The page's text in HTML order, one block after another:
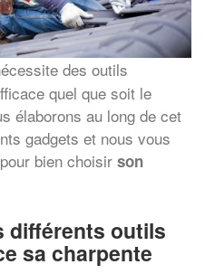
des outils
quel que soit le
élaborons au long de cet
gadgets et nous vous
bien choisir son
différents outils
sa charpente